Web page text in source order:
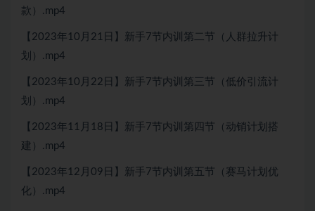
款）.mp4
【2023年10月21日】新手7节内训第二节（人群拉升计
划）.mp4
【2023年10月22日】新手7节内训第三节（低价引流计
划）.mp4
【2023年11月18日】新手7节内训第四节（动销计划搭
建）.mp4
【2023年12月09日】新手7节内训第五节（赛马计划优
化）.mp4